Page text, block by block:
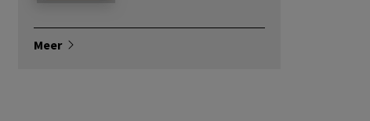
Meer